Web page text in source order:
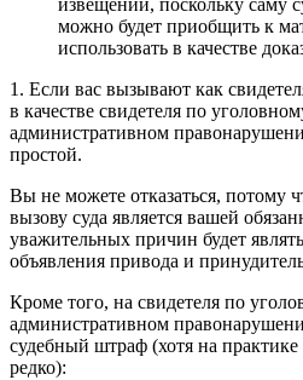
извещении, поскольку саму
можно будет приобщить к
использовать в качестве
1. Если вас вызывают как
в качестве свидетеля по
административном
простой.
Вы не можете отказаться, потому
вызову суда является вашей
уважительных причин будет
объявления привода и
Кроме того, на свидетеля по
административном
судебный штраф (хотя на
редко):